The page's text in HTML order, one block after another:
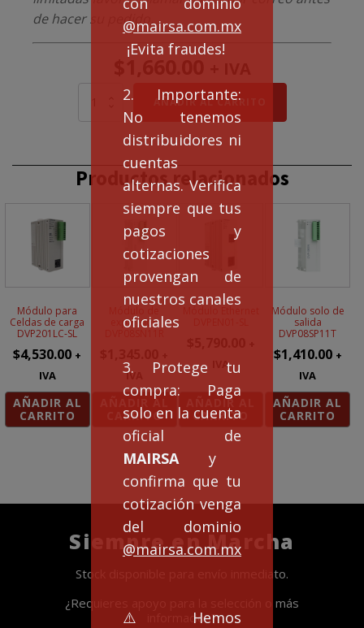
@mairsa.com.mx
¡Evita fraudes!
2. Importante:
No tenemos
distribuidores ni
cuentas
alternas. Verifica
siempre que tus
pagos y
cotizaciones
provengan de
nuestros canales
oficiales
3. Protege tu
compra: Paga
solo en la cuenta
oficial de
MAIRSA y
confirma que tu
cotización venga
del dominio
@mairsa.com.mx
⚠️Hemos
de hacer su pedido.
1,660.00
DVP16SP11R
cantidad
AÑADIR AL CARRITO
Productos relacionados
Módulo para
Celdas de carga
DVP201LC-SL
$4,530.00 +
IVA
AÑADIR AL
CARRITO
expansión
IVA
AÑADIR AL
CARRITO
IVA
AÑADIR AL
CARRITO
Módulo solo de
salida
DVP08SP11T
$1,410.00 +
IVA
AÑADIR AL
CARRITO
Siempre en Marcha
Stock disponible para envío inmediato.
¿Requieres apoyo para la selección o más
información?